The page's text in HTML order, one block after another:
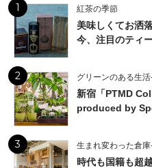
1 紅茶の季節
美味しくてお洒落
今、注目のティ
2 グリーンのある生
新宿「PTMD
produced by
3 生まれ変わった倉
時代も国籍も超